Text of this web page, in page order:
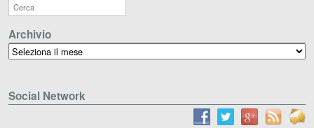
Archivio
Archivio
Social Network